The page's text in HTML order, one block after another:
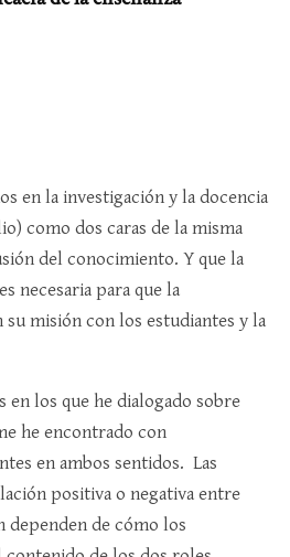
en la investigación y la docencia
como dos caras de la misma
del conocimiento. Y que la
necesaria para que la
misión con los estudiantes y la
en los que he dialogado sobre
he encontrado con
en ambos sentidos. Las
positiva o negativa entre
dependen de cómo los